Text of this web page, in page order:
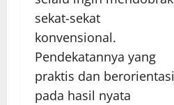
sekat-sekat
konvensional.
Pendekatannya yang
praktis dan berorientasi
pada hasil nyata